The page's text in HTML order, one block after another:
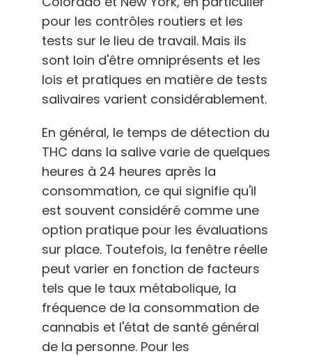
pour les contrôles routiers et les
tests sur le lieu de travail. Mais ils
sont loin d'être omniprésents et les
lois et pratiques en matière de tests
salivaires varient considérablement.
En général, le temps de détection du
THC dans la salive varie de quelques
heures à 24 heures après la
consommation, ce qui signifie qu'il
est souvent considéré comme une
option pratique pour les évaluations
sur place. Toutefois, la fenêtre réelle
peut varier en fonction de facteurs
tels que le taux métabolique, la
fréquence de la consommation de
cannabis et l'état de santé général
de la personne. Pour les